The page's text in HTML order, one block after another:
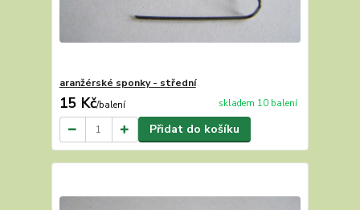
aranžérské sponky - střední
15 Kč/balení skladem 10 balení
Přidat do košíku